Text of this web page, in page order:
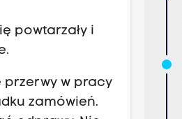
powtarzały i
przerwy w pracy
zamówień.